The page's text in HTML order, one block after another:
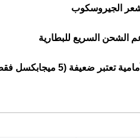
الجيروسكوب
الشحن السريع للبطارية
تعتبر ضعيفة (5 ميجابكسل فقط)